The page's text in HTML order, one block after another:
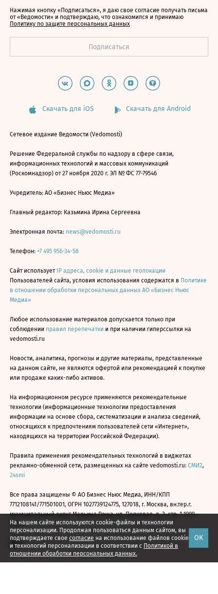
На нашем сайте используются cookie-файлы и технологии
персонализации. Продолжая пользоваться данным сайтом, вы
подтверждаете свое согласие на использование файлов cookie
и технологий персонализации в соответствии с Политикой в
отношении обработки персональных данных.
ОК
Нажимая кнопку «Подписаться», я даю свое согласие получать письма
от «Ведомости» и подтверждаю, что ознакомился и принимаю
Политику по защите персональных данных
Скачать для iOS Скачать для Android
Сетевое издание Ведомости (Vedomosti)
Решение Федеральной службы по надзору в сфере связи,
информационных технологий и массовых коммуникаций
(Роскомнадзор) от 27 ноября 2020 г. ЭЛ № ФС 77-79546
Учредитель: АО «Бизнес Ньюс Медиа»
Главный редактор: Казьмина Ирина Сергеевна
Электронная почта: news@vedomosti.ru
Телефон: +7 495 956-34-58
Сайт использует IP адреса, cookie и данные геолокации
Пользователей сайта, условия использования содержатся в Политике
в отношении обработки персональных данных АО «Бизнес Ньюс
Медиа»
Любое использование материалов допускается только при
соблюдении правил перепечатки и при наличии гиперссылки на
vedomosti.ru
Новости, аналитика, прогнозы и другие материалы, представленные
на данном сайте, не являются офертой или рекомендацией к покупке
или продаже каких-либо активов.
На информационном ресурсе применяются рекомендательные
технологии (информационные технологии предоставления
информации на основе сбора, систематизации и анализа сведений,
относящихся к предпочтениям пользователей сети «Интернет»,
находящихся на территории Российской Федерации).
Правила применения рекомендательных технологий в виджетах
рекламно-обменной сети, размещенных на сайте vedomosti.ru: СМИ2,
24smi
Все права защищены © АО Бизнес Ньюс Медиа, ИНН/КПП
7712108141/771501001, ОГРН 1027739124775, 127018, г. Москва, вн.тер.г.
муниципальный округ Марьина Роща, ул. Полковая, д. 3, стр. 1 1999—
2026